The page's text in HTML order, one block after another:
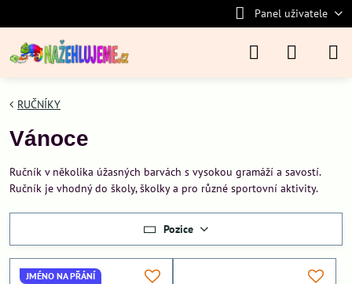
Panel uživatele
RUČNÍKY
Vánoce
Ručník v několika úžasných barvách s vysokou gramáží a savostí.
Ručník je vhodný do školy, školky a pro různé sportovní aktivity.
Pozice
JMÉNO NA PŘÁNÍ